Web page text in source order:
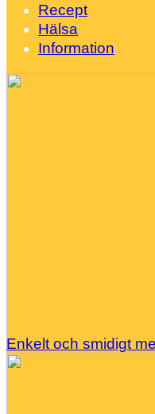
Recept
Hälsa
Information
Enkelt och smidigt